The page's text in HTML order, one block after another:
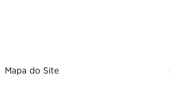
Mapa do Site